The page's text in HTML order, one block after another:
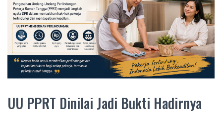
UU PPRT Dinilai Jadi Bukti Hadirnya